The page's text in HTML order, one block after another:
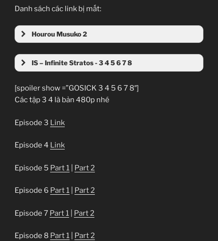
Danh sách các link bị mất:
Hourou Musuko 2
IS – Infinite Stratos - 3 4 5 6 7 8
[spoiler show =”GOSICK 3 4 5 6 7 8″]
Các tập 3 4 là bản 480p nhé
Episode 3 Link
Episode 4 Link
Episode 5 Part 1 Part 2
Episode 6 Part 1 Part 2
Episode 7 Part 1 Part 2
Episode 8 Part 1
Part 2